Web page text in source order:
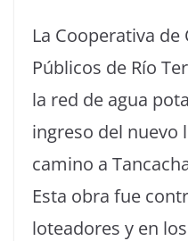
La Cooperativa de
Públicos de Río
la red de agua
ingreso del nuevo
camino a
Esta obra fue
loteadores y en